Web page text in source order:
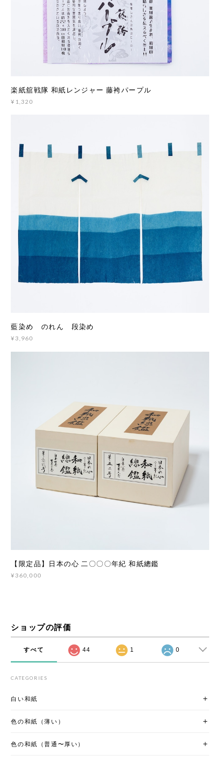
楽紙舘戦隊 和紙レンジャー 藤袴パープル
¥1,320
藍染め のれん 段染め
¥3,960
【限定品】日本の心 二〇〇〇年紀 和紙總鑑
¥360,000
ショップの評価
すべて 44 1 0
CATEGORIES
白い和紙
色の和紙（薄い）
色の和紙（普通〜厚い）